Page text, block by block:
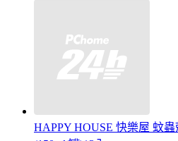
HAPPY HOUSE 快樂屋 蚊